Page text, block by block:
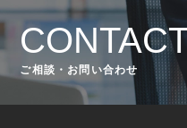
ご相談・お問い合わせ